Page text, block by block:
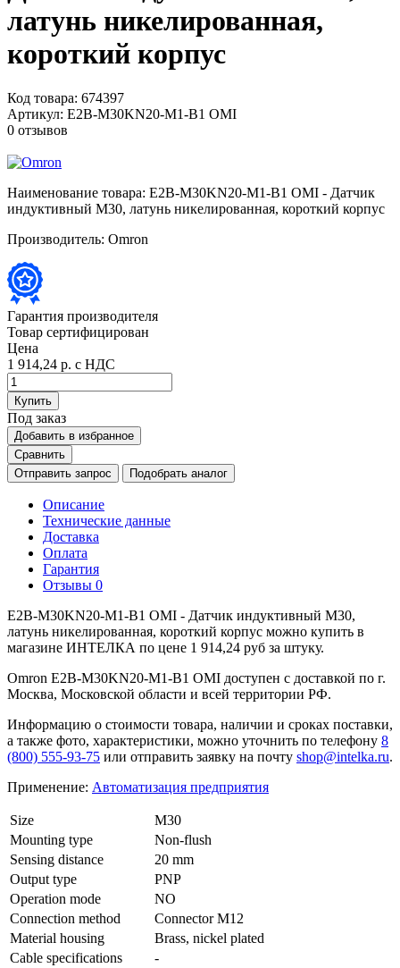
латунь никелированная,
короткий корпус
Код товара: 674397
Артикул: E2B-M30KN20-M1-B1 OMI
0 отзывов
Наименование товара: E2B-M30KN20-M1-B1 OMI - Датчик
индуктивный M30, латунь никелированная, короткий корпус
Производитель: Omron
Гарантия производителя
Товар сертифицирован
Цена
1 914,24 р. с НДС
Купить
Под заказ
Добавить в избранное
Сравнить
Отправить запрос
Подобрать аналог
Описание
Технические данные
Доставка
Оплата
Гарантия
Отзывы 0
E2B-M30KN20-M1-B1 OMI - Датчик индуктивный M30,
латунь никелированная, короткий корпус можно купить в
магазине ИНТЕЛКА по цене 1 914,24 руб за штуку.
Omron E2B-M30KN20-M1-B1 OMI доступен с доставкой по г.
Москва, Московской области и всей территории РФ.
Информацию о стоимости товара, наличии и сроках поставки,
а также фото, характеристики, можно уточнить по телефону 8
(800) 555-93-75 или отправить заявку на почту shop@intelka.ru.
Применение: Автоматизация предприятия
Size
M30
Mounting type
Non-flush
Sensing distance
20 mm
Output type
PNP
Operation mode
NO
Connection method
Connector M12
Material housing
Brass, nickel plated
Cable specifications
-